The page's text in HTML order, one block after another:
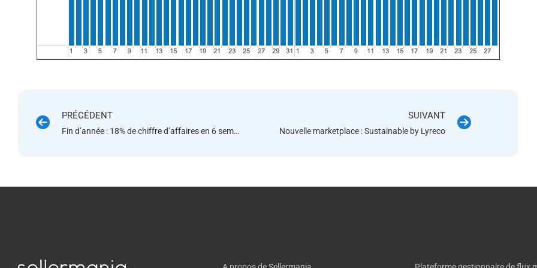
PRÉCÉDENT
Fin d’année : 18% de chiffre d’affaires en 6 semaines
SUIVANT
Nouvelle marketplace : Sustainable by Lyreco